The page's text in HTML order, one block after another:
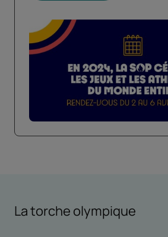
La torche olympique